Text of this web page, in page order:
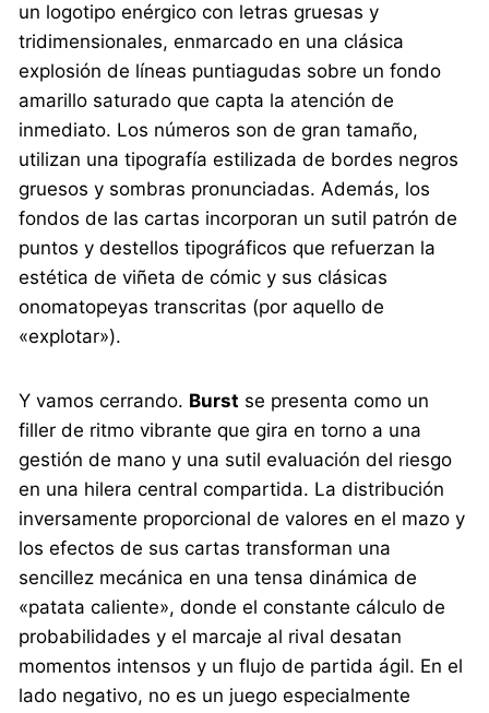
un logotipo enérgico con letras gruesas y
tridimensionales, enmarcado en una clásica
explosión de líneas puntiagudas sobre un fondo
amarillo saturado que capta la atención de
inmediato. Los números son de gran tamaño,
utilizan una tipografía estilizada de bordes negros
gruesos y sombras pronunciadas. Además, los
fondos de las cartas incorporan un sutil patrón de
puntos y destellos tipográficos que refuerzan la
estética de viñeta de cómic y sus clásicas
onomatopeyas transcritas (por aquello de
«explotar»).
Y vamos cerrando. Burst se presenta como un
filler de ritmo vibrante que gira en torno a una
gestión de mano y una sutil evaluación del riesgo
en una hilera central compartida. La distribución
inversamente proporcional de valores en el mazo y
los efectos de sus cartas transforman una
sencillez mecánica en una tensa dinámica de
«patata caliente», donde el constante cálculo de
probabilidades y el marcaje al rival desatan
momentos intensos y un flujo de partida ágil. En el
lado negativo, no es un juego especialmente